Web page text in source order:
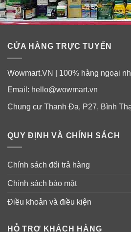
2 ly 650ml có nắp đậy.
4 Ống hút Tritan tái sử dụng.
CỬA HÀNG TRỰC TUYẾN
Wowmart.VN | 100% hàng ngoại
Email: hello@wowmart.vn
Chung cư Thanh Đa, P27, Bình
QUY ĐỊNH VÀ CHÍNH SÁCH
Chính sách đổi trả hàng
Chính sách bảo mật
Điều khoản và điều kiện
HỖ TRỢ KHÁCH HÀNG